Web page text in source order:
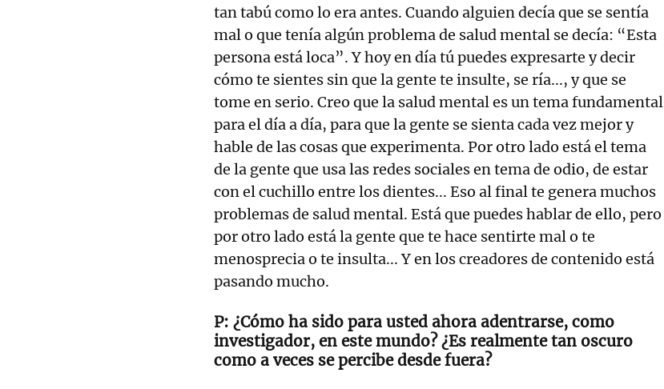
tan tabú como lo era antes. Cuando alguien decía que se sentía
mal o que tenía algún problema de salud mental se decía: “Esta
persona está loca”. Y hoy en día tú puedes expresarte y decir
cómo te sientes sin que la gente te insulte, se ría..., y que se
tome en serio. Creo que la salud mental es un tema fundamental
para el día a día, para que la gente se sienta cada vez mejor y
hable de las cosas que experimenta. Por otro lado está el tema
de la gente que usa las redes sociales en tema de odio, de estar
con el cuchillo entre los dientes... Eso al final te genera muchos
problemas de salud mental. Está que puedes hablar de ello, pero
por otro lado está la gente que te hace sentirte mal o te
menosprecia o te insulta... Y en los creadores de contenido está
pasando mucho.
¿Cómo ha sido para usted ahora adentrarse, como
investigador, en este mundo? ¿Es realmente tan oscuro
como a veces se percibe desde fuera?